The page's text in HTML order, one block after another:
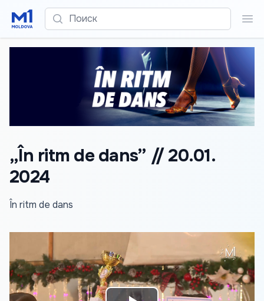
Поиск
„În ritm de dans” // 20.01.
2024
În ritm de dans